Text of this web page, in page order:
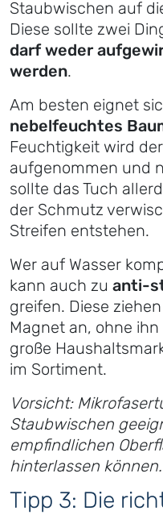
Staubwischen auf
Diese sollte zwei
darf weder
werden.
Am besten eignet
nebelfeuchtes
Feuchtigkeit wird
aufgenommen und
sollte das Tuch
der Schmutz
Streifen entstehen.
Wer auf Wasser
kann auch zu anti-
greifen. Diese
Magnet an, ohne
große
im Sortiment.
Vorsicht:
Staubwischen
empfindlichen
hinterlassen können.
Tipp 3: Die